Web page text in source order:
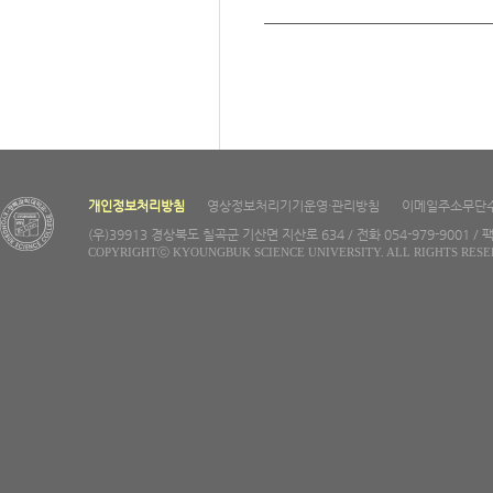
개인정보처리방침 영상정보처리기기운영·관리방침
이메일주소무단
(우)39913 경상북도 칠곡군 기산면 지산로 634 / 전화 054-979-9001 /
COPYRIGHTⓒ KYOUNGBUK SCIENCE UNIVERSITY. ALL RIGHTS